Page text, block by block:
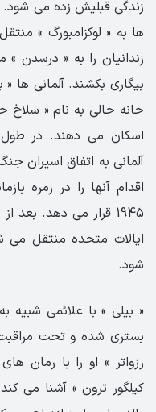
زندگی قبلیش زده می شود.
زندانیان را به « درسدن »
بیگاری بکشند. آلمانی ها
خانه خالی به نام « سلاخ
اسکان می دهند. در طول
آلمانی به اتفاق اسیران
شود.
« بیلی » با علائمی
بستری شده و تحت مراقبت
رزواتر » او را با رمان
کیلگور ترون » آشنا می